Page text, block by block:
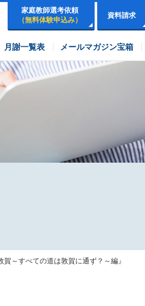
家庭教師選考依頼
（無料体験申込み）
資料請求
大塚コース 市進学院コース
月謝一覧表 メールマガジン宝箱
～すべての道は敦賀に通ず？～編』